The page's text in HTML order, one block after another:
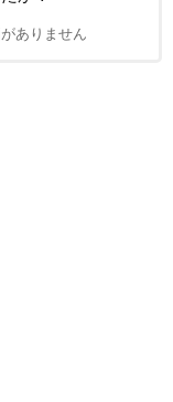
ありません